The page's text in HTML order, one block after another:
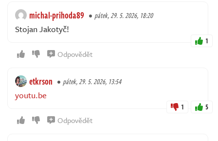
michal-prihoda89 pátek, 29. 5. 2026, 18:20
Stojan Jakotyč!
1
Odpovědět
etkrson pátek, 29. 5. 2026, 13:54
youtu.be
1 5
Odpovědět